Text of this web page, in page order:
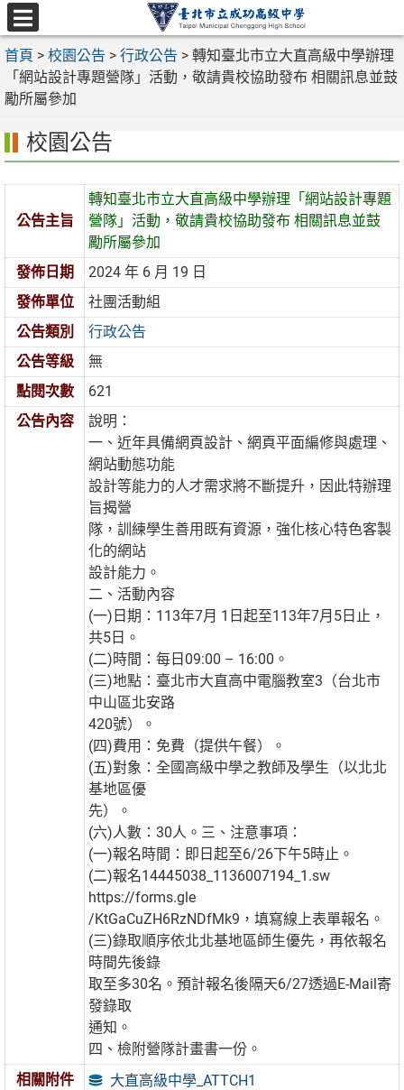
跳
至
主
內
選
單
首頁 > 校園公告 > 行政公告 > 轉知臺北市立大直高級中學辦理
「網站設計專題營隊」活動，敬請貴校協助發布 相關訊息並鼓
勵所屬參加
校園公告
公告主旨
轉知臺北市立大直高級中學辦理「網站設計專題
營隊」活動，敬請貴校協助發布 相關訊息並鼓
勵所屬參加
發佈日期
2024 年 6 月 19 日
發佈單位
社團活動組
公告類別
行政公告
公告等級
無
點閱次數
621
公告內容
說明：
一、近年具備網頁設計、網頁平面編修與處理、
網站動態功能
設計等能力的人才需求將不斷提升，因此特辦理
旨揭營
隊，訓練學生善用既有資源，強化核心特色客製
化的網站
設計能力。
二、活動內容
(一)日期：113年7月 1日起至113年7月5日止，
共5日。
(二)時間：每日09:00 – 16:00。
(三)地點：臺北市大直高中電腦教室3（台北市
中山區北安路
420號）。
(四)費用：免費（提供午餐）。
(五)對象：全國高級中學之教師及學生（以北北
基地區優
先）。
(六)人數：30人。三、注意事項：
(一)報名時間：即日起至6/26下午5時止。
(二)報名14445038_1136007194_1.sw
https://forms.gle
/KtGaCuZH6RzNDfMk9，填寫線上表單報名。
(三)錄取順序依北北基地區師生優先，再依報名
時間先後錄
取至多30名。預計報名後隔天6/27透過E-Mail寄
發錄取
通知。
四、檢附營隊計畫書一份。
相關附件
大直高級中學_ATTCH1